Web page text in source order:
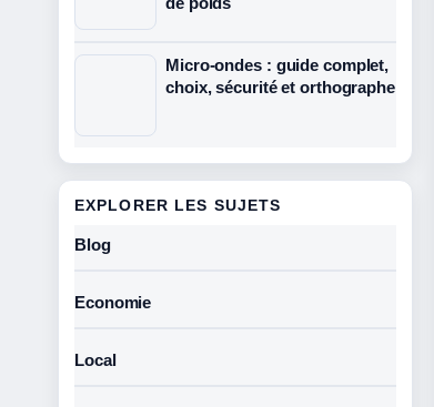
Micro-ondes : guide complet,
choix, sécurité et orthographe
EXPLORER LES SUJETS
Blog
Economie
Local